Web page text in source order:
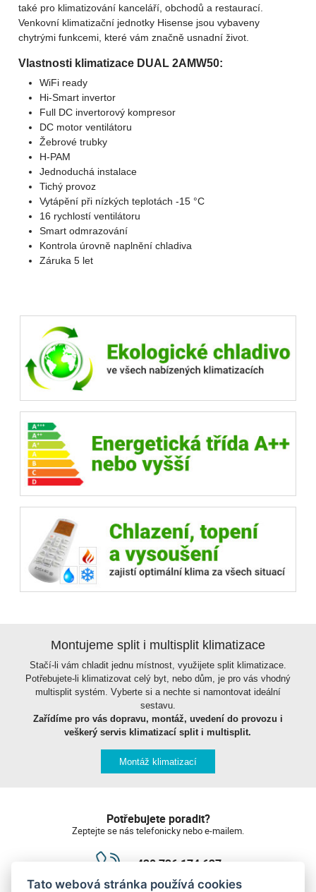
také pro klimatizování kanceláří, obchodů a restaurací.
Venkovní klimatizační jednotky Hisense jsou vybaveny
chytrými funkcemi, které vám značně usnadní život.
Vlastnosti klimatizace DUAL 2AMW50:
WiFi ready
Hi-Smart invertor
Full DC invertorový kompresor
DC motor ventilátoru
Žebrové trubky
H-PAM
Jednoduchá instalace
Tichý provoz
Vytápění při nízkých teplotách -15 °C
16 rychlostí ventilátoru
Smart odmrazování
Kontrola úrovně naplnění chladiva
Záruka 5 let
Montujeme split i multisplit klimatizace
Stačí-li vám chladit jednu místnost, využijete split klimatizace.
Potřebujete-li klimatizovat celý byt, nebo dům, je pro vás vhodný
multisplit systém. Vyberte si a nechte si namontovat ideální
sestavu.
Zařídíme pro vás dopravu, montáž, uvedení do provozu i
veškerý servis klimatizací split i multisplit.
Montáž klimatizací
Potřebujete poradit?
Zeptejte se nás telefonicky nebo e-mailem.
+420 736 174 627
Tato webová stránka používá cookies